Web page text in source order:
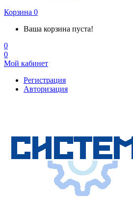
Корзина 0
Ваша корзина пуста!
0
0
Мой кабинет
Регистрация
Авторизация